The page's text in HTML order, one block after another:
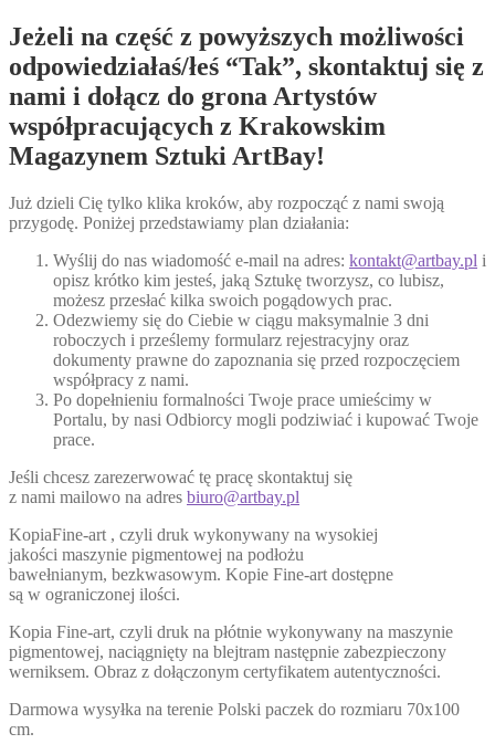
Jeżeli na część z powyższych możliwości
odpowiedziałaś/łeś “Tak”, skontaktuj się z
nami i dołącz do grona Artystów
współpracujących z Krakowskim
Magazynem Sztuki ArtBay!
Już dzieli Cię tylko klika kroków, aby rozpocząć z nami swoją
przygodę. Poniżej przedstawiamy plan działania:
Wyślij do nas wiadomość e-mail na adres: kontakt@artbay.pl i
opisz krótko kim jesteś, jaką Sztukę tworzysz, co lubisz,
możesz przesłać kilka swoich pogądowych prac.
Odezwiemy się do Ciebie w ciągu maksymalnie 3 dni
roboczych i prześlemy formularz rejestracyjny oraz
dokumenty prawne do zapoznania się przed rozpoczęciem
współpracy z nami.
Po dopełnieniu formalności Twoje prace umieścimy w
Portalu, by nasi Odbiorcy mogli podziwiać i kupować Twoje
prace.
Jeśli chcesz zarezerwować tę pracę skontaktuj się
z nami mailowo na adres biuro@artbay.pl
KopiaFine-art , czyli druk wykonywany na wysokiej
jakości maszynie pigmentowej na podłożu
bawełnianym, bezkwasowym. Kopie Fine-art dostępne
są w ograniczonej ilości.
Kopia Fine-art, czyli druk na płótnie wykonywany na maszynie
pigmentowej, naciągnięty na blejtram następnie zabezpieczony
werniksem. Obraz z dołączonym certyfikatem autentyczności.
Darmowa wysyłka na terenie Polski paczek do rozmiaru 70x100
cm.